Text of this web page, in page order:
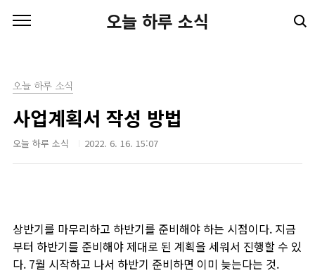
오늘 하루 소식
오늘 하루 소식
사업계획서 작성 방법
오늘 하루 소식 2022. 6. 16. 15:07
상반기를 마무리하고 하반기를 준비해야 하는 시점이다. 지금
부터 하반기를 준비해야 제대로 된 계획을 세워서 진행할 수 있
다. 7월 시작하고 나서 하반기 준비하면 이미 늦는다는 것.